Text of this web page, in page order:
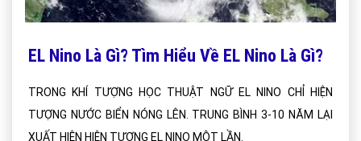
EL Nino Là Gì? Tìm Hiểu Về EL Nino Là Gì?
TRONG KHÍ TƯỢNG HỌC THUẬT NGỮ EL NINO CHỈ HIỆN
TƯỢNG NƯỚC BIỂN NÓNG LÊN. TRUNG BÌNH 3-10 NĂM LẠI
XUẤT HIỆN HIỆN TƯỢNG EL NINO MỘT LẦN.